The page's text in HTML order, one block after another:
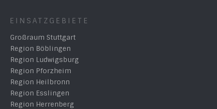
EINSATZGEBIETE
Großraum Stuttgart
Region Böblingen
Region Ludwigsburg
Region Pforzheim
Region Heilbronn
Region Esslingen
Region Herrenberg